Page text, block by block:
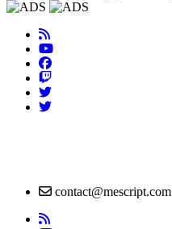
contact@mescript.com